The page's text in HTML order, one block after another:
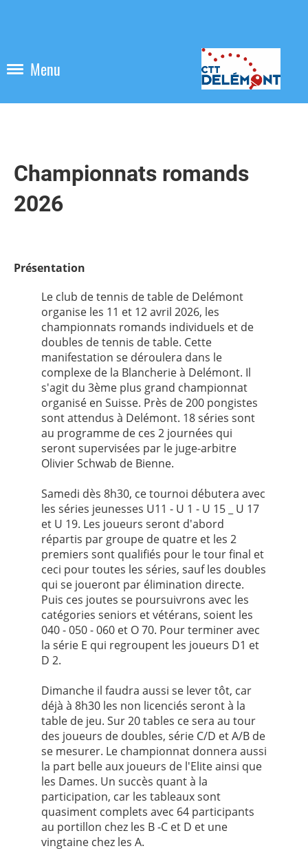
Menu
Championnats romands
2026
Présentation
Le club de tennis de table de Delémont
organise les 11 et 12 avril 2026, les
championnats romands individuels et de
doubles de tennis de table. Cette
manifestation se déroulera dans le
complexe de la Blancherie à Delémont. Il
s'agit du 3ème plus grand championnat
organisé en Suisse. Près de 200 pongistes
sont attendus à Delémont. 18 séries sont
au programme de ces 2 journées qui
seront supervisées par le juge-arbitre
Olivier Schwab de Bienne.
Samedi dès 8h30, ce tournoi débutera avec
les séries jeunesses U11 - U 1 - U 15 _ U 17
et U 19. Les joueurs seront d'abord
répartis par groupe de quatre et les 2
premiers sont qualifiés pour le tour final et
ceci pour toutes les séries, sauf les doubles
qui se joueront par élimination directe.
Puis ces joutes se poursuivrons avec les
catégories seniors et vétérans, soient les
040 - 050 - 060 et O 70. Pour terminer avec
la série E qui regroupent les joueurs D1 et
D 2.
Dimanche il faudra aussi se lever tôt, car
déjà à 8h30 les non licenciés seront à la
table de jeu. Sur 20 tables ce sera au tour
des joueurs de doubles, série C/D et A/B de
se mesurer. Le championnat donnera aussi
la part belle aux joueurs de l'Elite ainsi que
les Dames. Un succès quant à la
participation, car les tableaux sont
quasiment complets avec 64 participants
au portillon chez les B -C et D et une
vingtaine chez les A.